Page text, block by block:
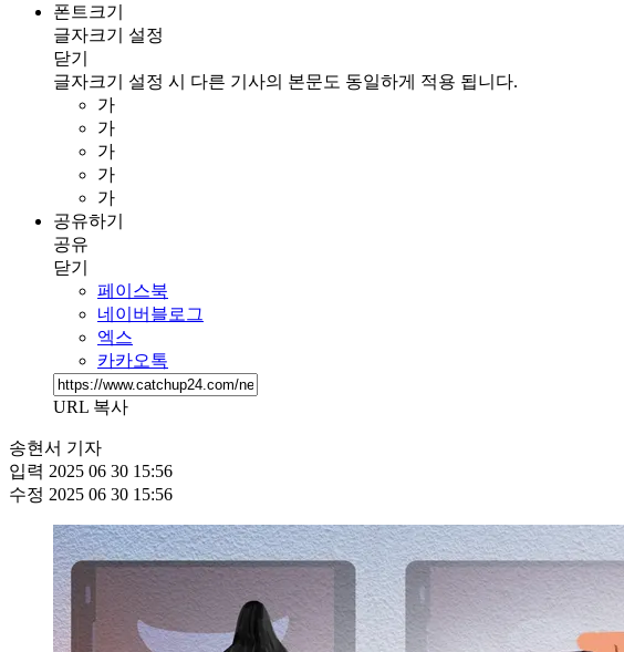
폰트크기
글자크기 설정
닫기
글자크기 설정 시 다른 기사의 본문도 동일하게 적용 됩니다.
가
가
가
가
가
공유하기
공유
닫기
페이스북
네이버블로그
엑스
카카오톡
URL 복사
송현서 기자
입력 2025 06 30 15:56
수정 2025 06 30 15:56